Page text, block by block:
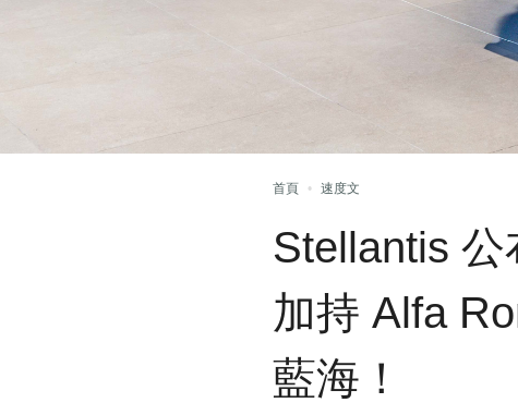
首頁 速度文
Stellantis
加持 Alfa
藍海！